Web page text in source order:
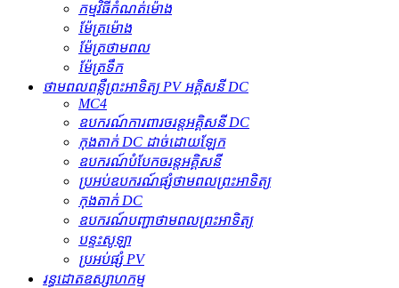
កម្មវិធីកំណត់ម៉ោង
ម៉ែត្រម៉ោង
ម៉ែត្រថាមពល
ម៉ែត្រទឹក
ថាមពលពន្លឺព្រះអាទិត្យ PV អគ្គិសនី DC
MC4
ឧបករណ៍ការពារចរន្តអគ្គិសនី DC
កុងតាក់ DC ដាច់ដោយឡែក
ឧបករណ៍បំបែកចរន្តអគ្គិសនី
ប្រអប់ឧបករណ៍ផ្សំថាមពលព្រះអាទិត្យ
កុងតាក់ DC
ឧបករណ៍បញ្ជាថាមពលព្រះអាទិត្យ
បន្ទះសូឡា
ប្រអប់ផ្សំ PV
រន្ធដោតឧស្សាហកម្ម